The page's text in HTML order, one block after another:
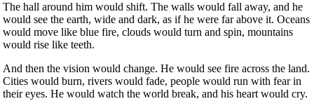
The hall around him would shift. The walls would fall away, and he
would see the earth, wide and dark, as if he were far above it. Oceans
would move like blue fire, clouds would turn and spin, mountains
would rise like teeth.
And then the vision would change. He would see fire across the land.
Cities would burn, rivers would fade, people would run with fear in
their eyes. He would watch the world break, and his heart would cry.